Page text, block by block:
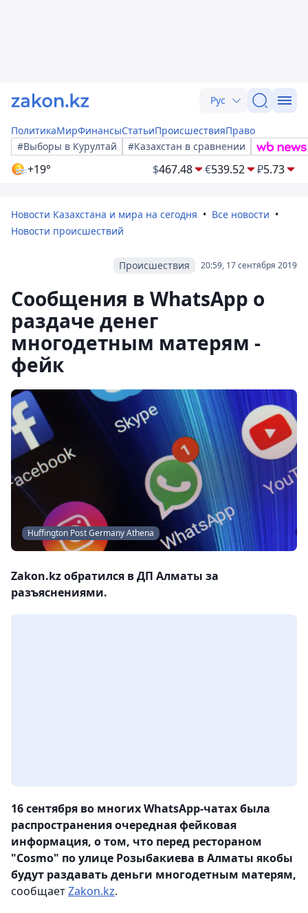
Рус
ПолитикаМирФинансыСтатьиПроисшествияПраво
#Выборы в Курултай
#Казахстан в сравнении
+19° $467.48 €539.52 ₽5.73
Новости Казахстана и мира на сегодня
Все новости
Новости происшествий
20:59, 17 сентября 2019
Происшествия
Сообщения в WhatsApp о
раздаче денег
многодетным матерям -
фейк
Huffington Post Germany Athena
Zakon.kz обратился в ДП Алматы за
разъяснениями.
16 сентября во многих WhatsApp-чатах была
распространения очередная фейковая
информация, о том, что перед рестораном
"Cosmo" по улице Розыбакиева в Алматы якобы
будут раздавать деньги многодетным матерям,
сообщаетZakon.kz.